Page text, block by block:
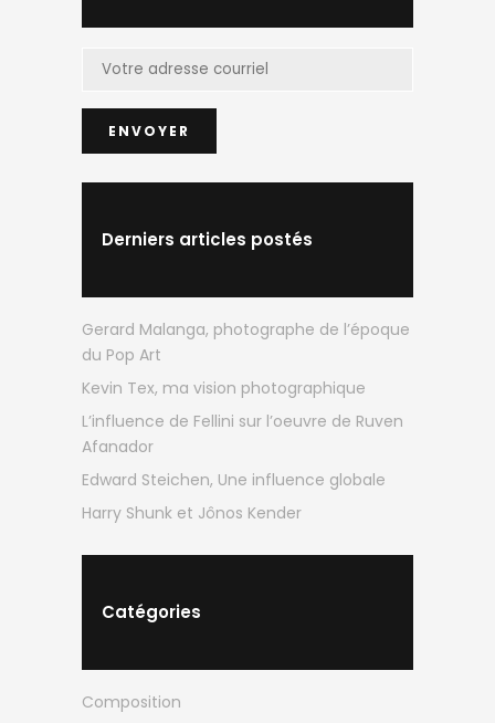
Derniers articles postés
Gerard Malanga, photographe de l’époque
du Pop Art
Kevin Tex, ma vision photographique
L’influence de Fellini sur l’oeuvre de Ruven
Afanador
Edward Steichen, Une influence globale
Harry Shunk et Jônos Kender
Catégories
Composition